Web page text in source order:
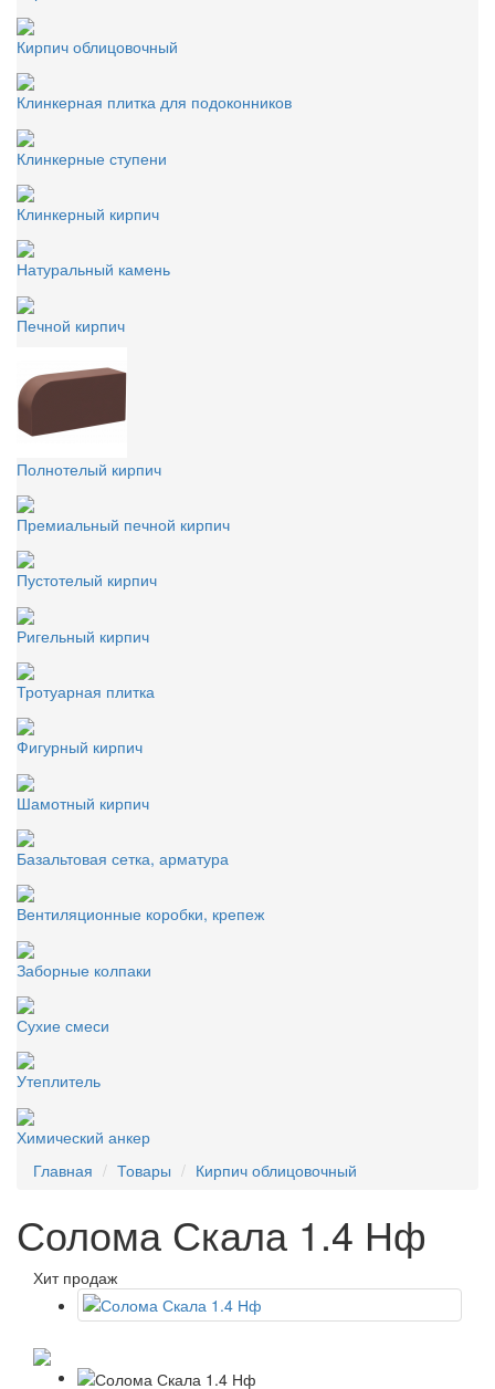
Кирпич облицовочный
Клинкерная плитка для подоконников
Клинкерные ступени
Клинкерный кирпич
Натуральный камень
Печной кирпич
Полнотелый кирпич
Премиальный печной кирпич
Пустотелый кирпич
Ригельный кирпич
Тротуарная плитка
Фигурный кирпич
Шамотный кирпич
Базальтовая сетка, арматура
Вентиляционные коробки, крепеж
Заборные колпаки
Сухие смеси
Утеплитель
Химический анкер
Главная
Товары Кирпич облицовочный
Солома Скала 1.4 Нф
Хит продаж